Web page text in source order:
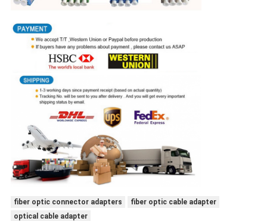
PRIVACY
POLICY
fiber optic connector adapters
fiber optic cable adapter
optical cable adapter